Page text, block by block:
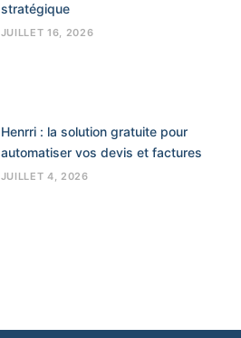
stratégique
JUILLET 16, 2026
Henrri : la solution gratuite pour
automatiser vos devis et factures
JUILLET 4, 2026